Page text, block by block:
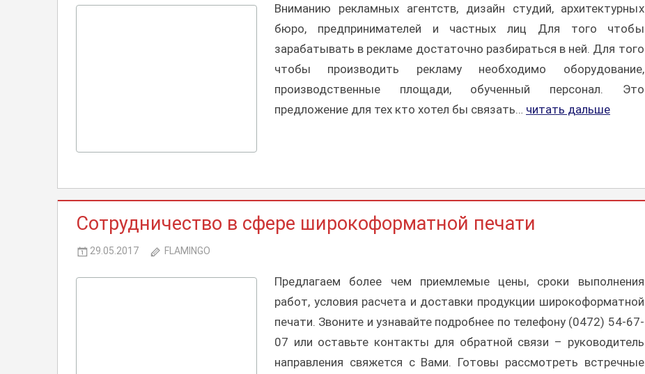
Вниманию рекламных агентств, дизайн студий, архитектурных
бюро, предпринимателей и частных лиц Для того чтобы
зарабатывать в рекламе достаточно разбираться в ней. Для того
чтобы производить рекламу необходимо оборудование,
производственные площади, обученный персонал. Это
предложение для тех кто хотел бы связать… читать дальше
КОММЕРЧЕСКИЕ
ПРЕДЛОЖЕНИЯ,
СОТРУДНИЧЕСТВО
Сотрудничество в сфере широкоформатной печати
29.05.2017 FLAMINGO
Предлагаем более чем приемлемые цены, сроки выполнения
работ, условия расчета и доставки продукции широкоформатной
печати. Звоните и узнавайте подробнее по телефону (0472) 54-67-
07 или оставьте контакты для обратной связи – руководитель
направления свяжется с Вами. Готовы рассмотреть встречные